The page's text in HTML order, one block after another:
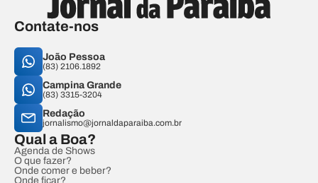
Contate-nos
João Pessoa
(83) 2106.1892
Campina Grande
(83) 3315-3204
Redação
jornalismo@jornaldaparaiba.com.br
Qual a Boa?
Agenda de Shows
O que fazer?
Onde comer e beber?
Onde ficar?